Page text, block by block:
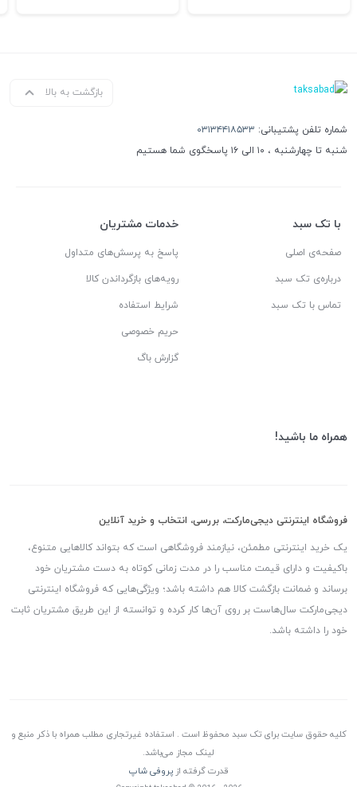
بازگشت به بالا
شماره تلفن پشتیبانی: ۰۳۱۳۴۴۱۸۵۳۳
شنبه تا چهارشنبه ، ۱۰ الی ۱۶ پاسخگوی شما هستیم
با تک سبد
صفحه‌ی اصلی
درباره‌ی تک سبد
تماس با تک سبد
خدمات مشتریان
پاسخ به پرسش‌های متداول
رویه‌های بازگرداندن کالا
شرایط استفاده
حریم خصوصی
گزارش باگ
همراه ما باشید!
فروشگاه اینترنتی دیجی‌مارکت، بررسی، انتخاب و خرید آنلاین
یک خرید اینترنتی مطمئن، نیازمند فروشگاهی است که بتواند کالاهایی متنوع،
باکیفیت و دارای قیمت مناسب را در مدت زمانی کوتاه به دست مشتریان خود
برساند و ضمانت بازگشت کالا هم داشته باشد؛ ویژگی‌هایی که فروشگاه اینترنتی
دیجی‌مارکت سال‌هاست بر روی آن‌ها کار کرده و توانسته از این طریق مشتریان ثابت
خود را داشته باشد.
کلیه حقوق سایت برای تک سبد محفوظ است . استفاده غیرتجاری مطلب همراه با ذکر منبع و
لینک مجاز می‌باشد.
قدرت گرفته ازپروفی شاپ